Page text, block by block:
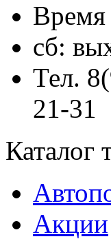
Время
сб:
Тел.
21-31
Каталог
Акции